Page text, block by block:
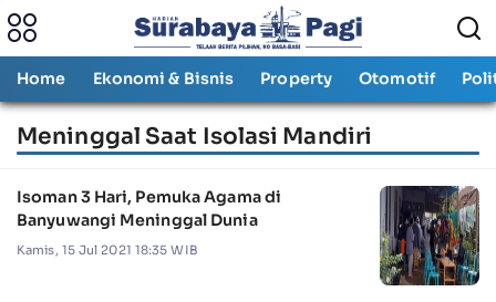
Home Ekonomi & Bisnis Property Otomotif
Meninggal Saat Isolasi Mandiri
Isoman 3 Hari, Pemuka Agama di
Banyuwangi Meninggal Dunia
Kamis, 15 Jul 2021 18:35 WIB